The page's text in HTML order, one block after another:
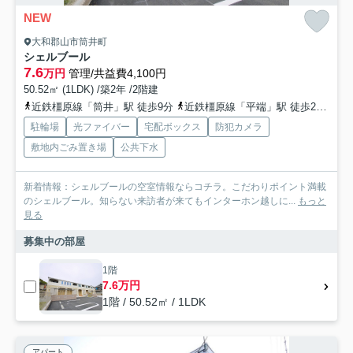
NEW
大和郡山市筒井町
シェルブール
7.6万円 管理/共益費4,100円
50.52㎡ (1LDK) /築2年 /2階建
近鉄橿原線「筒井」駅 徒歩9分
近鉄橿原線「平端」駅 徒歩28分
駐輪場 光ファイバー 宅配ボックス
防犯カメラ
敷地内ごみ置き場
公共下水
新着情報：シェルブールの空室情報ならコチラ。こだわりポイント満載
のシェルブール。知らない来訪者が来てもインターホン越しに... もっと
見る
募集中の部屋
1階
7.6万円
1階 / 50.52㎡ / 1LDK